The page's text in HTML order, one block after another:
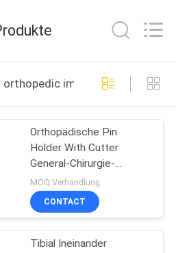
implants online
Orthopädische Pin
Holder With Cutter
General-Chirurgie-
Instrumente
MOQ:Verhandlung
CONTACT
Tibial Ineinander